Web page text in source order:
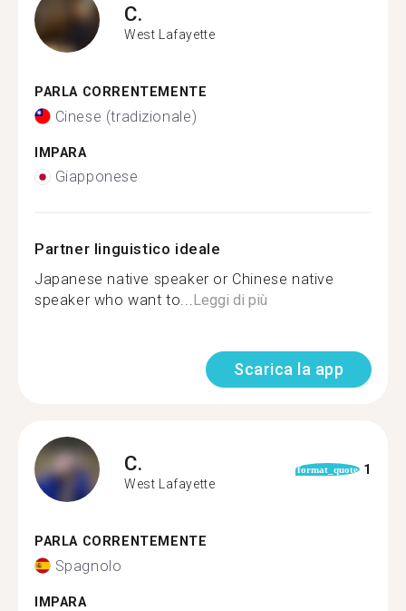
C.
West Lafayette
PARLA CORRENTEMENTE
Cinese (tradizionale)
IMPARA
Giapponese
Partner linguistico ideale
Japanese native speaker or Chinese native
speaker who want to...Leggi di più
Scarica la app
C.
West Lafayette
format_quote 1
PARLA CORRENTEMENTE
Spagnolo
IMPARA